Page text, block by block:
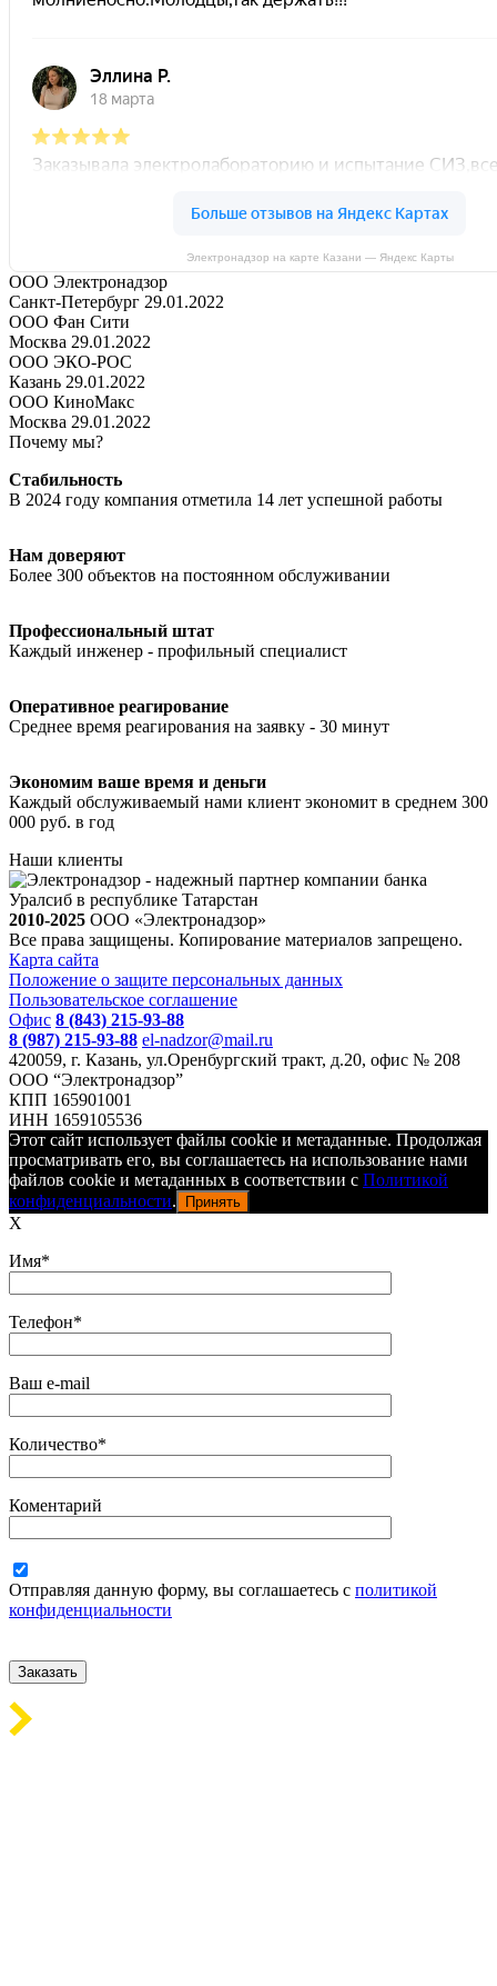
Электронадзор на карте Казани — Яндекс Карты
ООО Электронадзор
Санкт-Петербург 29.01.2022
ООО Фан Сити
Москва 29.01.2022
ООО ЭКО-РОС
Казань 29.01.2022
ООО КиноМакс
Москва 29.01.2022
Почему мы?
Стабильность
В 2024 году компания отметила 14 лет успешной работы
Нам доверяют
Более 300 объектов на постоянном обслуживании
Профессиональный штат
Каждый инженер - профильный специалист
Оперативное реагирование
Среднее время реагирования на заявку - 30 минут
Экономим ваше время и деньги
Каждый обслуживаемый нами клиент экономит в среднем 300
000 руб. в год
Наши клиенты
2010-2025 ООО «Электронадзор»
Все права защищены. Копирование материалов запрещено.
Карта сайта
Положение о защите персональных данных
Пользовательское соглашение
Офис 8 (843) 215-93-88
8 (987) 215-93-88 el-nadzor@mail.ru
420059, г. Казань, ул.Оренбургский тракт, д.20, офис № 208
ООО “Электронадзор”
КПП 165901001
ИНН 1659105536
Этот сайт использует файлы cookie и метаданные. Продолжая
просматривать его, вы соглашаетесь на использование нами
файлов cookie и метаданных в соответствии с Политикой
конфиденциальности. Принять
X
Имя*
Телефон*
Ваш e-mail
Количество*
Коментарий
Отправляя данную форму, вы соглашаетесь с политикой
конфиденциальности